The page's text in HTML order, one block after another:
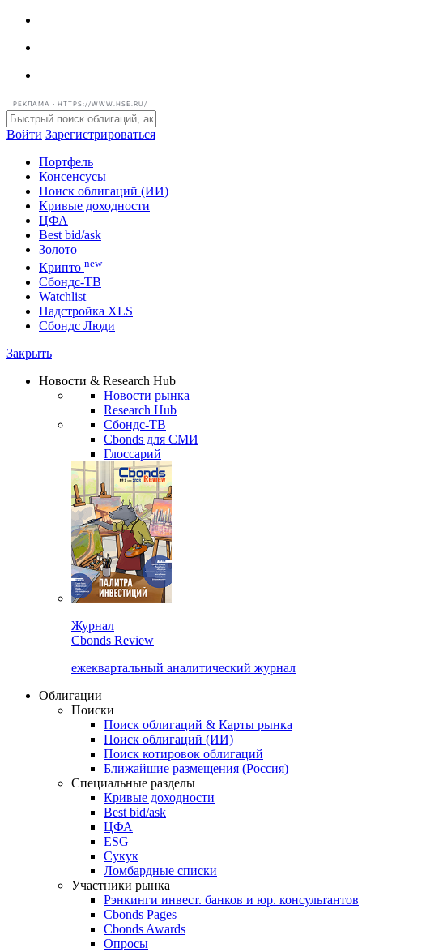
РЕКЛАМА • HTTPS://WWW.HSE.RU/
Войти Зарегистрироваться
Портфель
Консенсусы
Поиск облигаций (ИИ)
Кривые доходности
ЦФА
Best bid/ask
Золото
Крипто new
Сбондс-ТВ
Watchlist
Надстройка XLS
Сбондс Люди
Закрыть
Новости & Research Hub
Новости рынка
Research Hub
Сбондс-ТВ
Cbonds для СМИ
Глоссарий
Журнал
Cbonds Review
ежеквартальный аналитический журнал
Облигации
Поиски
Поиск облигаций & Карты рынка
Поиск облигаций (ИИ)
Поиск котировок облигаций
Ближайшие размещения (Россия)
Специальные разделы
Кривые доходности
Best bid/ask
ЦФА
ESG
Сукук
Ломбардные списки
Участники рынка
Рэнкинги инвест. банков и юр. консультантов
Cbonds Pages
Cbonds Awards
Опросы